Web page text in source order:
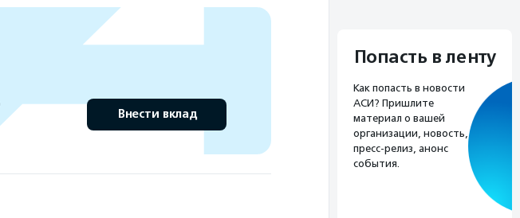
Внести вклад
Попасть в ленту
Как попасть в новости
АСИ? Пришлите
материал о вашей
организации, новость,
пресс-релиз, анонс
события.